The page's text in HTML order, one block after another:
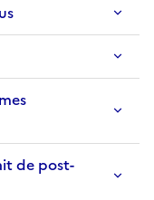
de post-